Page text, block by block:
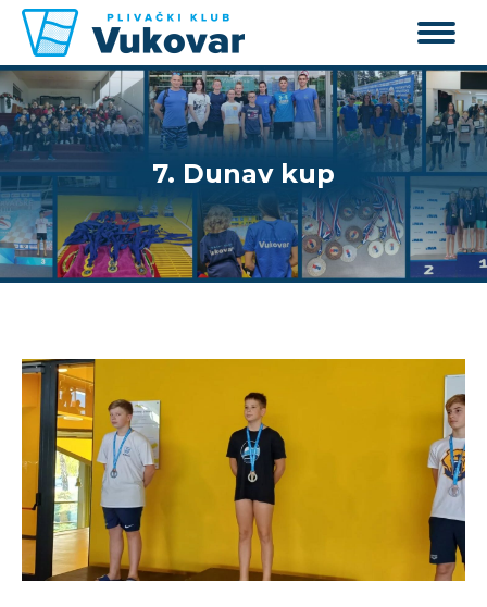
7. Dunav kup